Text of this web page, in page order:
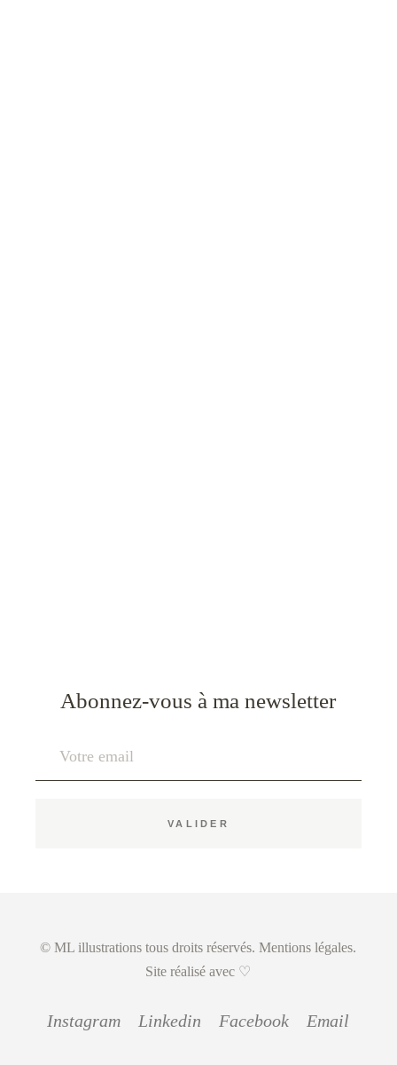
Abonnez-vous à ma newsletter
© ML illustrations tous droits réservés.Mentions légales.
Site réalisé avec ♡
Instagram Linkedin Facebook Email